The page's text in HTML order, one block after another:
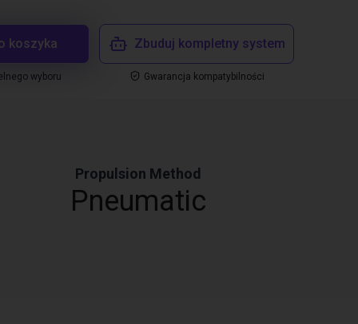
koszyka
wyboru
Zbuduj kompletny system
Gwarancja kompatybilności
Propulsion Method
Pneumatic